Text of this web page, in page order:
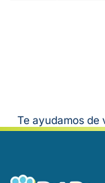
Te ayudamos de